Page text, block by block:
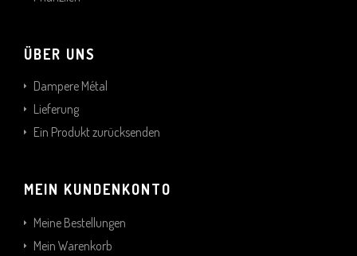
ÜBER UNS
Dampere Métal
Lieferung
Ein Produkt zurücksenden
MEIN KUNDENKONTO
Meine Bestellungen
Mein Warenkorb